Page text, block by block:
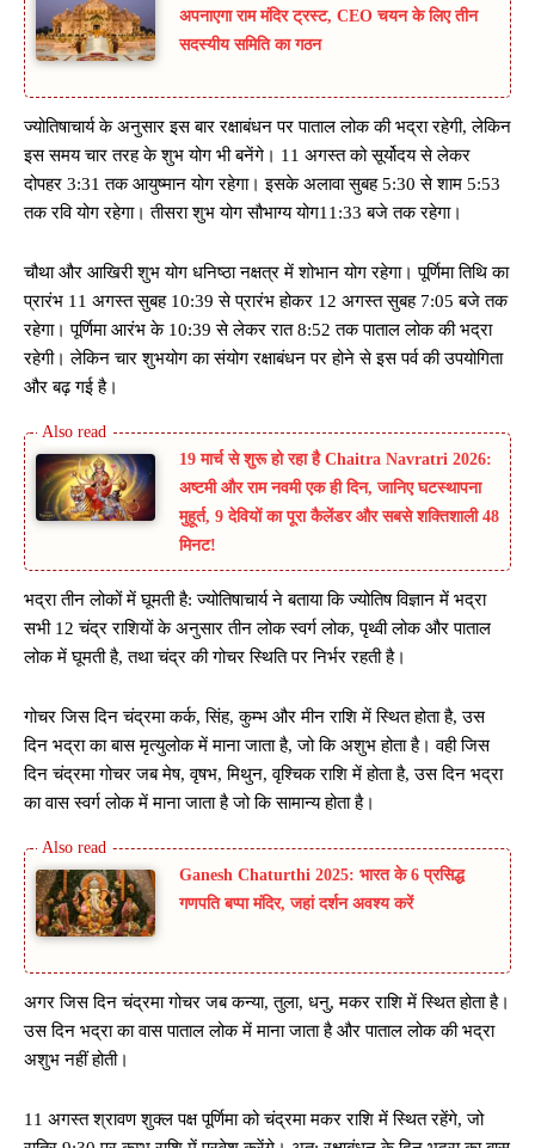
अपनाएगा राम मंदिर ट्रस्ट, CEO चयन के लिए तीन
सदस्यीय समिति का गठन
ज्योतिषाचार्य के अनुसार इस बार रक्षाबंधन पर पाताल लोक की भद्रा रहेगी, लेकिन
इस समय चार तरह के शुभ योग भी बनेंगे। 11 अगस्त को सूर्योदय से लेकर
दोपहर 3:31 तक आयुष्मान योग रहेगा। इसके अलावा सुबह 5:30 से शाम 5:53
तक रवि योग रहेगा। तीसरा शुभ योग सौभाग्य योग11:33 बजे तक रहेगा।
चौथा और आखिरी शुभ योग धनिष्ठा नक्षत्र में शोभान योग रहेगा। पूर्णिमा तिथि का
प्रारंभ 11 अगस्त सुबह 10:39 से प्रारंभ होकर 12 अगस्त सुबह 7:05 बजे तक
रहेगा। पूर्णिमा आरंभ के 10:39 से लेकर रात 8:52 तक पाताल लोक की भद्रा
रहेगी। लेकिन चार शुभयोग का संयोग रक्षाबंधन पर होने से इस पर्व की उपयोगिता
और बढ़ गई है।
19 मार्च से शुरू हो रहा है Chaitra Navratri 2026:
अष्टमी और राम नवमी एक ही दिन, जानिए घटस्थापना
मुहूर्त, 9 देवियों का पूरा कैलेंडर और सबसे शक्तिशाली 48
मिनट!
भद्रा तीन लोकों में घूमती है: ज्योतिषाचार्य ने बताया कि ज्योतिष विज्ञान में भद्रा
सभी 12 चंद्र राशियों के अनुसार तीन लोक स्वर्ग लोक, पृथ्वी लोक और पाताल
लोक में घूमती है, तथा चंद्र की गोचर स्थिति पर निर्भर रहती है।
गोचर जिस दिन चंद्रमा कर्क, सिंह, कुम्भ और मीन राशि में स्थित होता है, उस
दिन भद्रा का बास मृत्युलोक में माना जाता है, जो कि अशुभ होता है। वही जिस
दिन चंद्रमा गोचर जब मेष, वृषभ, मिथुन, वृश्चिक राशि में होता है, उस दिन भद्रा
का वास स्वर्ग लोक में माना जाता है जो कि सामान्य होता है।
Ganesh Chaturthi 2025: भारत के 6 प्रसिद्ध
गणपति बप्पा मंदिर, जहां दर्शन अवश्य करें
अगर जिस दिन चंद्रमा गोचर जब कन्या, तुला, धनु, मकर राशि में स्थित होता है।
उस दिन भद्रा का वास पाताल लोक में माना जाता है और पाताल लोक की भद्रा
अशुभ नहीं होती।
11 अगस्त श्रावण शुक्ल पक्ष पूर्णिमा को चंद्रमा मकर राशि में स्थित रहेंगे, जो